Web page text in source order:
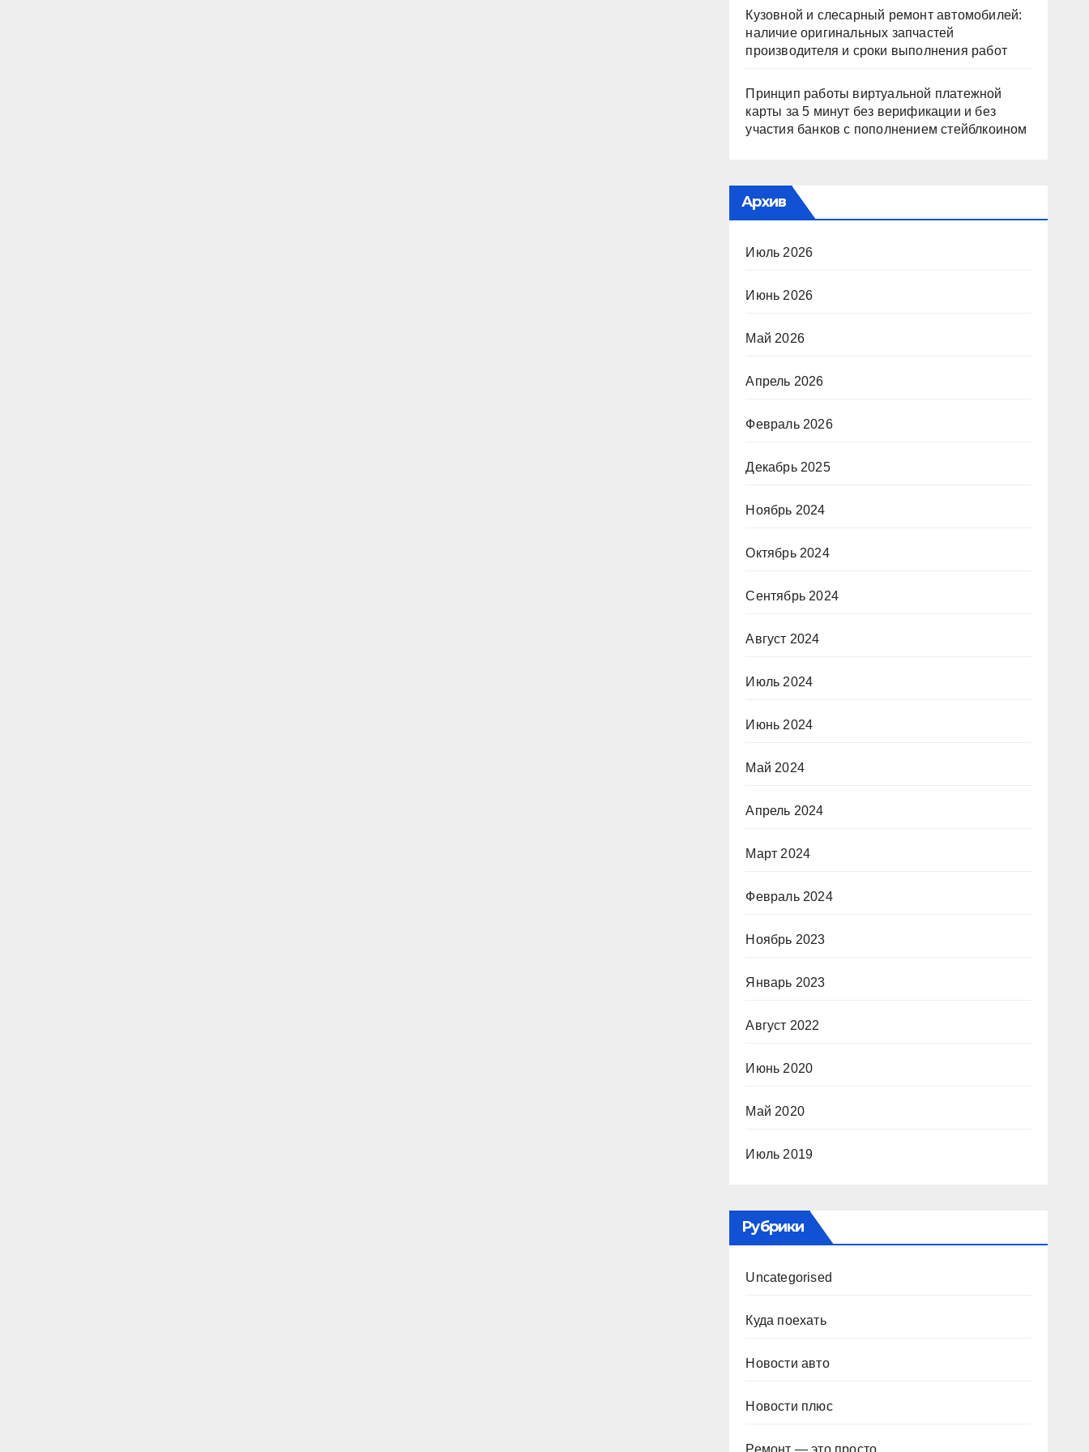
Кузовной и слесарный ремонт автомобилей:
наличие оригинальных запчастей
производителя и сроки выполнения работ
Принцип работы виртуальной платежной
карты за 5 минут без верификации и без
участия банков с пополнением стейблкоином
Архив
Июль 2026
Июнь 2026
Май 2026
Апрель 2026
Февраль 2026
Декабрь 2025
Ноябрь 2024
Октябрь 2024
Сентябрь 2024
Август 2024
Июль 2024
Июнь 2024
Май 2024
Апрель 2024
Март 2024
Февраль 2024
Ноябрь 2023
Январь 2023
Август 2022
Июнь 2020
Май 2020
Июль 2019
Рубрики
Uncategorised
Куда поехать
Новости авто
Новости плюс
Ремонт — это просто